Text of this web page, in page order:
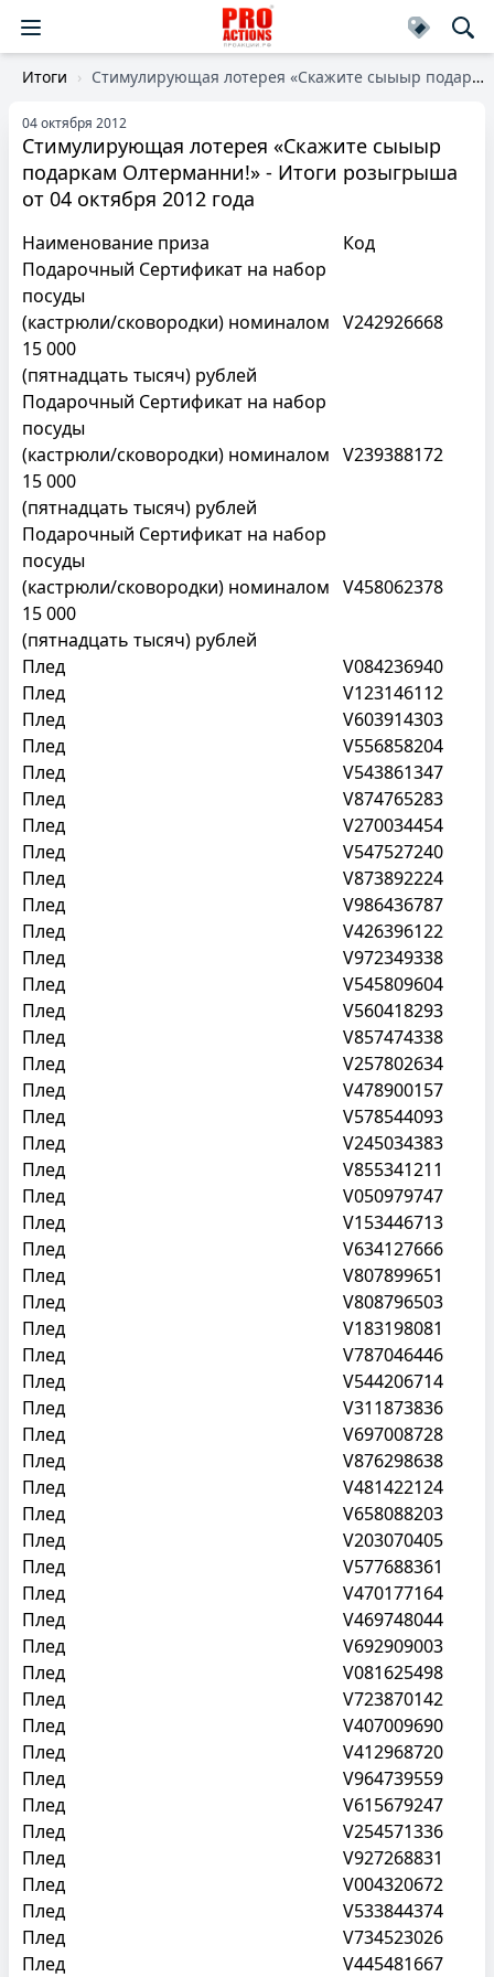
Итоги Стимулирующая лотерея «Скажите сыыыр подаркам Олтерманни!» - Итоги розыгрыша от 04 октября 2012 года
04 октября 2012
Стимулирующая лотерея «Скажите сыыыр
подаркам Олтерманни!» - Итоги розыгрыша
от 04 октября 2012 года
Наименование приза
Код
Подарочный Сертификат на набор
посуды
(кастрюли/сковородки) номиналом
15 000
(пятнадцать тысяч) рублей
V242926668
Подарочный Сертификат на набор
посуды
(кастрюли/сковородки) номиналом
15 000
(пятнадцать тысяч) рублей
V239388172
Подарочный Сертификат на набор
посуды
(кастрюли/сковородки) номиналом
15 000
(пятнадцать тысяч) рублей
V458062378
Плед
V084236940
Плед
V123146112
Плед
V603914303
Плед
V556858204
Плед
V543861347
Плед
V874765283
Плед
V270034454
Плед
V547527240
Плед
V873892224
Плед
V986436787
Плед
V426396122
Плед
V972349338
Плед
V545809604
Плед
V560418293
Плед
V857474338
Плед
V257802634
Плед
V478900157
Плед
V578544093
Плед
V245034383
Плед
V855341211
Плед
V050979747
Плед
V153446713
Плед
V634127666
Плед
V807899651
Плед
V808796503
Плед
V183198081
Плед
V787046446
Плед
V544206714
Плед
V311873836
Плед
V697008728
Плед
V876298638
Плед
V481422124
Плед
V658088203
Плед
V203070405
Плед
V577688361
Плед
V470177164
Плед
V469748044
Плед
V692909003
Плед
V081625498
Плед
V723870142
Плед
V407009690
Плед
V412968720
Плед
V964739559
Плед
V615679247
Плед
V254571336
Плед
V927268831
Плед
V004320672
Плед
V533844374
Плед
V734523026
Плед
V445481667